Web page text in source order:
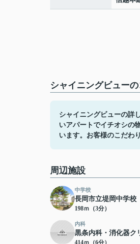
シャイニングビュー
シャイニングビューの詳
いアパートでイチオシの
います。お客様のこだわ
周辺施設
中学校
長岡市立堤岡中学校
198ｍ（3分）
内科
黒条内科・消化器ク
414ｍ（6分）